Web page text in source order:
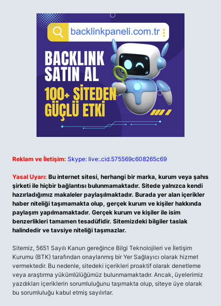
Reklam ve İletişim: Skype: live:.cid.575569c608265c69
Yasal Uyarı: Bu internet sitesi, herhangi bir marka, kurum veya şahıs
şirketi ile hiçbir bağlantısı bulunmamaktadır. Sitede yalnızca kendi
hazırladığımız makaleler paylaşılmaktadır. Burada yer alan içerikler
haber niteliği taşımamakta olup, gerçek kurum ve kişiler hakkında
paylaşım yapılmamaktadır. Gerçek kurum ve kişiler ile isim
benzerlikleri tamamen tesadüfidir. Sitemizdeki bilgiler taslak
halindedir ve tavsiye niteliği taşımazlar.
Sitemiz, 5651 Sayılı Kanun gereğince Bilgi Teknolojileri ve İletişim
Kurumu (BTK) tarafından onaylanmış bir Yer Sağlayıcı olarak hizmet
vermektedir. Bu nedenle, sitedeki içerikleri proaktif olarak denetleme
veya araştırma yükümlülüğümüz bulunmamaktadır. Ancak, üyelerimiz
yazdıkları içeriklerin sorumluluğunu taşımakta olup, siteye üye olarak
bu sorumluluğu kabul etmiş sayılırlar.